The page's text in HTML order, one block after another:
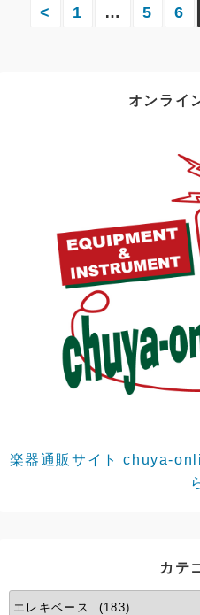
< 1 … 5 6
オンライ
楽器通販サイト chuya-
カテ